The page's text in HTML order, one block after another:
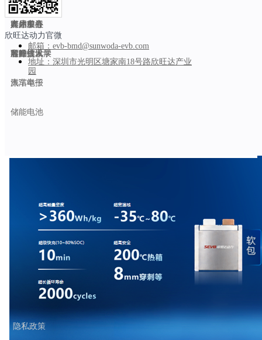
欣旺达动力全新的“全能固液混合电芯”以底层技术创新，突
密度，突破
商用车
船舶
汽车电子
储能电池
产品中心
前瞻技术
媒体关注
客户资讯
人才发展
欣旺达大学
客户服务
可持续发展
廉洁举报
欣旺达动力官微
邮箱： evb-bmd@sunwoda-evb.com
地址： 深圳市光明区塘家南18号路欣旺达产业
园
隐私政策